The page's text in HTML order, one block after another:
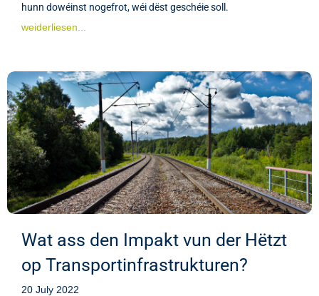
hunn dowéinst nogefrot, wéi dëst geschéie soll.
weiderliesen...
Wat ass den Impakt vun der Hëtzt
op Transportinfrastrukturen?
20 July 2022